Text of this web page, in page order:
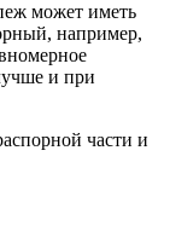
может иметь
например,
и при
части и